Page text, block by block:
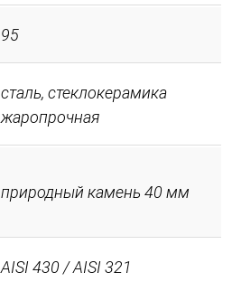
95
сталь, стеклокерамика
жаропрочная
природный камень 40 мм
AISI 430 / AISI 321